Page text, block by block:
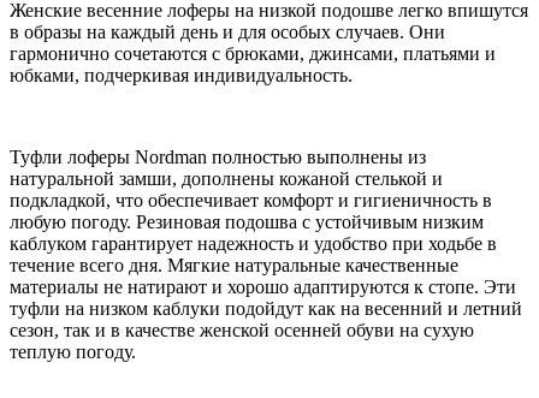
Женские весенние лоферы на низкой подошве легко впишутся
в образы на каждый день и для особых случаев. Они
гармонично сочетаются с брюками, джинсами, платьями и
юбками, подчеркивая индивидуальность.
Туфли лоферы Nordman полностью выполнены из
натуральной замши, дополнены кожаной стелькой и
подкладкой, что обеспечивает комфорт и гигиеничность в
любую погоду. Резиновая подошва с устойчивым низким
каблуком гарантирует надежность и удобство при ходьбе в
течение всего дня. Мягкие натуральные качественные
материалы не натирают и хорошо адаптируются к стопе. Эти
туфли на низком каблуки подойдут как на весенний и летний
сезон, так и в качестве женской осенней обуви на сухую
теплую погоду.